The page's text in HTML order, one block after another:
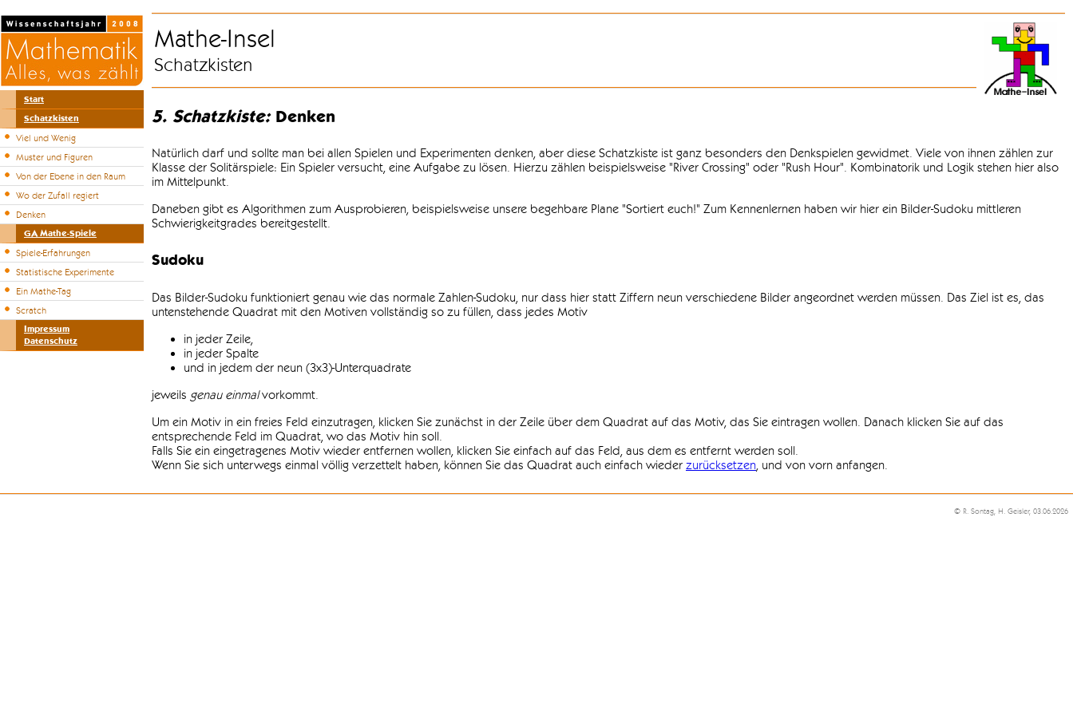
Start
Schatzkisten
Viel und Wenig
Muster und Figuren
Von der Ebene in den Raum
Wo der Zufall regiert
Denken
GA Mathe-Spiele
Spiele-Erfahrungen
Statistische Experimente
Ein Mathe-Tag
Scratch
Impressum
Datenschutz
Mathe-Insel
Schatzkisten
5. Schatzkiste:Denken
Natürlich darf und sollte man bei allen Spielen und Experimenten denken, aber diese Schatzkiste ist ganz besonders den Denkspielen gewidmet. Viele von ihnen zählen zur
Klasse der Solitärspiele: Ein Spieler versucht, eine Aufgabe zu lösen. Hierzu zählen beispielsweise "River Crossing" oder "Rush Hour". Kombinatorik und Logik stehen hier also
im Mittelpunkt.
Daneben gibt es Algorithmen zum Ausprobieren, beispielsweise unsere begehbare Plane "Sortiert euch!" Zum Kennenlernen haben wir hier ein Bilder-Sudoku mittleren
Schwierigkeitgrades bereitgestellt.
Sudoku
Das Bilder-Sudoku funktioniert genau wie das normale Zahlen-Sudoku, nur dass hier statt Ziffern neun verschiedene Bilder angeordnet werden müssen. Das Ziel ist es, das
untenstehende Quadrat mit den Motiven vollständig so zu füllen, dass jedes Motiv
in jeder Zeile,
in jeder Spalte
und in jedem der neun (3x3)-Unterquadrate
jeweils genau einmalvorkommt.
Um ein Motiv in ein freies Feld einzutragen, klicken Sie zunächst in der Zeile über dem Quadrat auf das Motiv, das Sie eintragen wollen. Danach klicken Sie auf das
entsprechende Feld im Quadrat, wo das Motiv hin soll.
Falls Sie ein eingetragenes Motiv wieder entfernen wollen, klicken Sie einfach auf das Feld, aus dem es entfernt werden soll.
Wenn Sie sich unterwegs einmal völlig verzettelt haben, können Sie das Quadrat auch einfach wieder zurücksetzen, und von vorn anfangen.
© R. Sontag, H. Geisler, 03.06.2026